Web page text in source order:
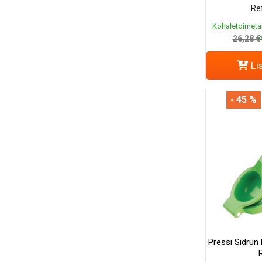
26,28
Pressi Sidrun
- 45 %